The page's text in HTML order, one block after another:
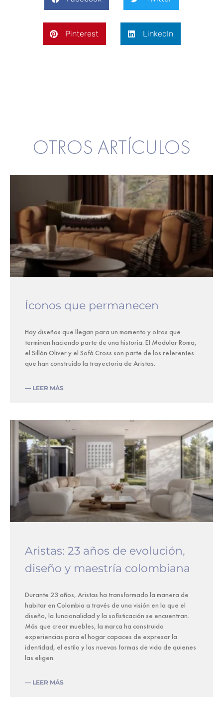
Pinterest LinkedIn
OTROS ARTÍCULOS
Íconos que permanecen
Hay diseños que llegan para un momento y otros que
terminan haciendo parte de una historia. El Modular Roma,
el Sillón Oliver y el Sofá Cross son parte de los referentes
que han construido la trayectoria de Aristas.
— LEER MÁS
Aristas: 23 años de evolución,
diseño y maestría colombiana
Durante 23 años, Aristas ha transformado la manera de
habitar en Colombia a través de una visión en la que el
diseño, la funcionalidad y la sofisticación se encuentran.
Más que crear muebles, la marca ha construido
experiencias para el hogar capaces de expresar la
identidad, el estilo y las nuevas formas de vida de quienes
las eligen.
— LEER MÁS